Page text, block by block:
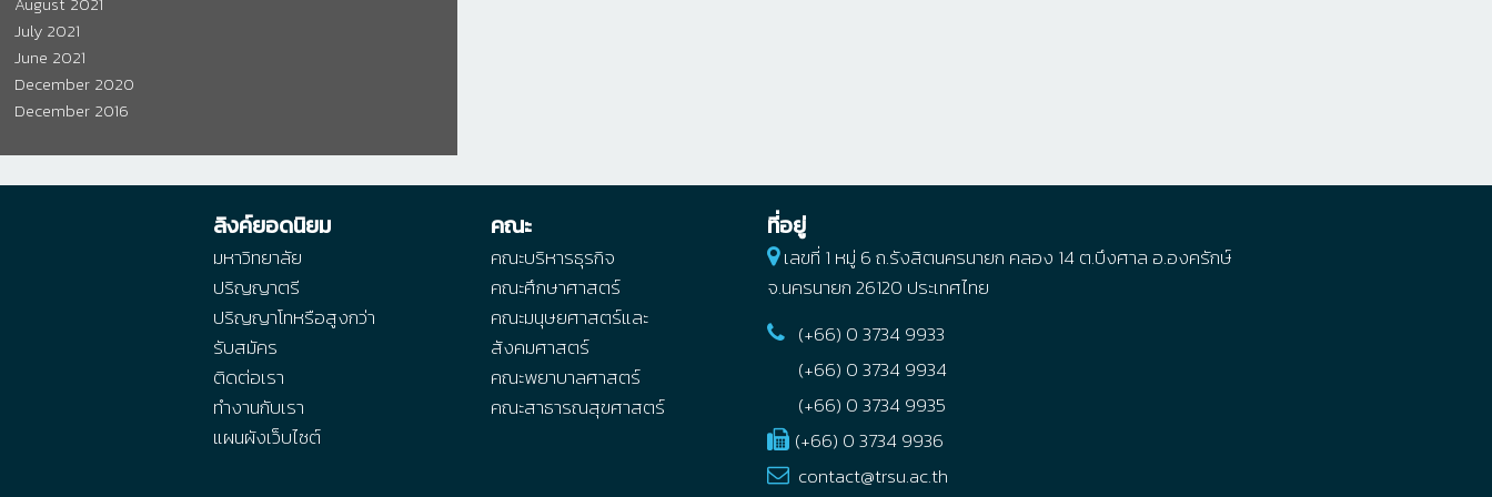
July 2021
June 2021
December 2020
December 2016
ลิงค์ยอดนิยม
มหาวิทยาลัย
ปริญญาตรี
ปริญญาโทหรือสูงกว่า
รับสมัคร
ติดต่อเรา
ทำงานกับเรา
แผนผังเว็บไซต์
คณะ
คณะบริหารธุรกิจ
คณะศึกษาศาสตร์
คณะมนุษยศาสตร์และ
สังคมศาสตร์
คณะพยาบาลศาสตร์
คณะสาธารณสุขศาสตร์
ที่อยู่
เลขที่ 1 หมู่ 6 ถ.รังสิตนครนายก คลอง 14ต.บึงศาล อ.องครักษ์
จ.นครนายก26120 ประเทศไทย
(+66) 0 3734 9933
(+66) 0 3734 9934
(+66) 0 3734 9935
(+66) 0 3734 9936
contact@trsu.ac.th